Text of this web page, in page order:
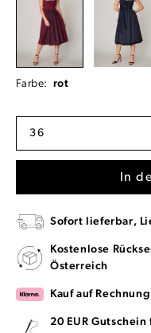
Farbe: rot
36
In
Sofort lieferbar,
Kostenlose
Österreich
Kauf auf
20 EUR